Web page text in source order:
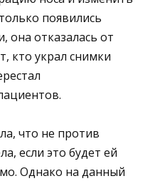
появились
она отказалась от
кто украл снимки
что не против
если это будет ей
Однако на данный